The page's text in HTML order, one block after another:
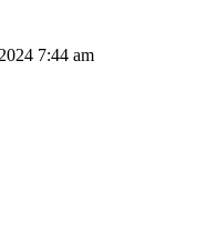
7:44 am